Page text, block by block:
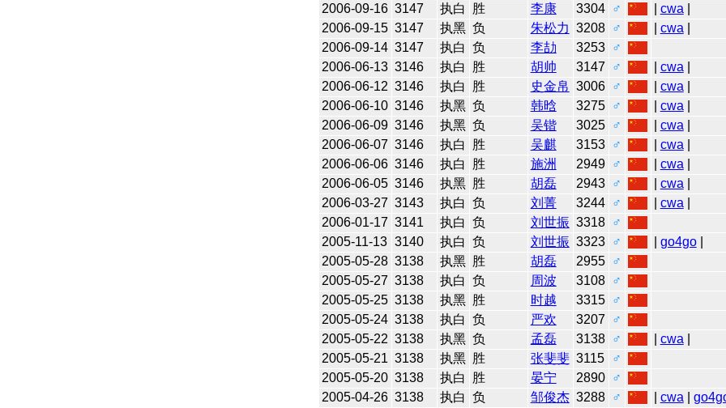
2006-09-16 3147 执白 胜 李康 3304 ♂ cwa
2006-09-15 3147 执黑 负 朱松力 3208 ♂ cwa
2006-09-14 3147 执白 负 李劼 3253
♂
2006-06-13 3146 执白 胜 胡帅 3147 ♂ cwa
2006-06-12 3146 执白 胜 史金帛 3006 ♂ cwa
2006-06-10 3146 执黑 负 韩晗 3275 ♂ cwa
2006-06-09 3146 执黑 负 吴锴 3025 ♂ cwa
2006-06-07 3146 执白 胜 吴麒 3153 ♂ cwa
2006-06-06 3146 执白 胜 施洲 2949 ♂ cwa
2006-06-05 3146 执黑 胜 胡磊 2943 ♂ cwa
2006-03-27 3143 执白 负 刘菁 3244 ♂ cwa
2006-01-17 3141 执白 负 刘世振 3318
♂
2005-11-13 3140 执白 负 刘世振 3323 ♂ go4go|
2005-05-28 3138 执黑 胜 胡磊 2955
♂
2005-05-27 3138 执白 负 周波 3108
♂
2005-05-25 3138 执黑 胜 时越 3315
♂
2005-05-24 3138 执白 负 严欢 3207
♂
2005-05-22 3138 执黑 负 孟磊 3138 ♂ cwa
2005-05-21 3138 执黑 胜 张斐斐 3115
♂
2005-05-20 3138 执白 胜 晏宁 2890
♂
2005-04-26 3138 执白 负 邹俊杰 3288 ♂ cwa